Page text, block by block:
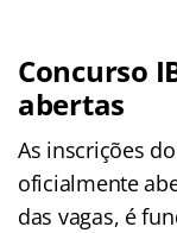
Concurso
abertas
As inscrições
oficialmente
das vagas, é